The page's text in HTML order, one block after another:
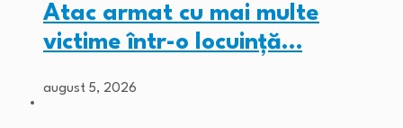
Atac armat cu mai multe
victime într-o locuință…
august 5, 2026